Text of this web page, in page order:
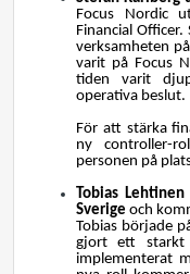
Focus Nordic
Financial
verksamheten
varit på Focus
tiden varit
operativa beslut.
För att stärka
ny controller-
personen på
Tobias
Sverige och
Tobias började
gjort ett starkt
implementerat